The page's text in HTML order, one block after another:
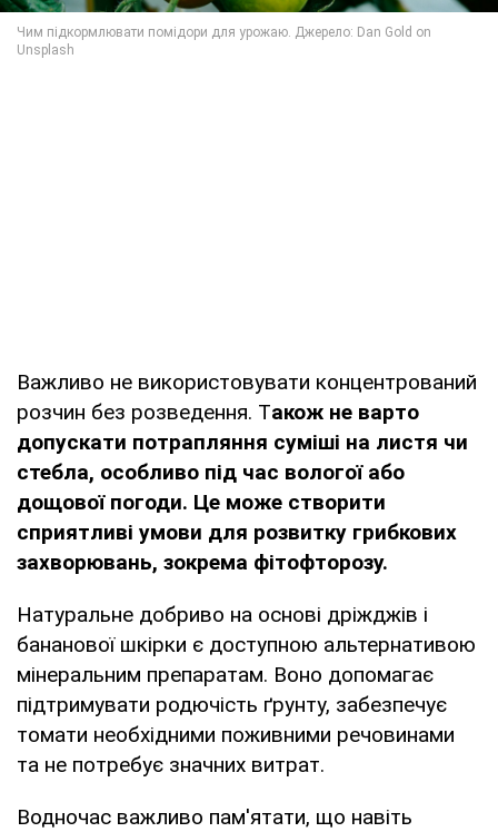
Важливо не використовувати концентрований
розчин без розведення. Також не варто
допускати потрапляння суміші на листя чи
стебла, особливо під час вологої або
дощової погоди. Це може створити
сприятливі умови для розвитку грибкових
захворювань, зокрема фітофторозу.
Натуральне добриво на основі дріжджів і
бананової шкірки є доступною альтернативою
мінеральним препаратам. Воно допомагає
підтримувати родючість ґрунту, забезпечує
томати необхідними поживними речовинами
та не потребує значних витрат.
Водночас важливо пам'ятати, що навіть